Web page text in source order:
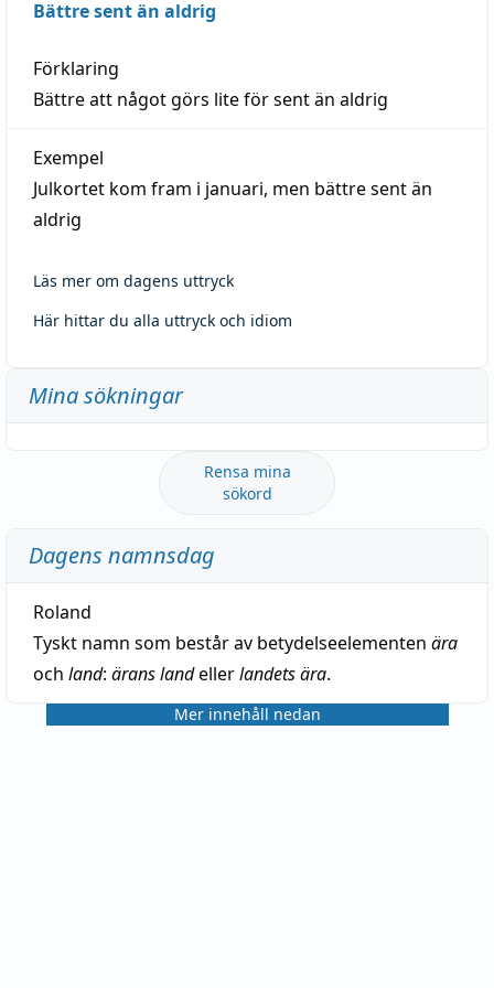
Bättre sent än aldrig
Förklaring
Bättre att något görs lite för sent än aldrig
Exempel
Julkortet kom fram i januari, men bättre sent än
aldrig
Läs mer om dagens uttryck
Här hittar du alla uttryck och idiom
Mina sökningar
Rensa mina
sökord
Dagens namnsdag
Roland
Tyskt namn som består av betydelseelementen ära
och land: ärans landellerlandets ära.
Mer innehåll nedan